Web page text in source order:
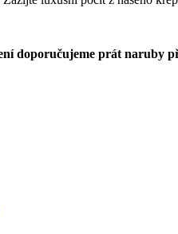
doporučujeme prát naruby